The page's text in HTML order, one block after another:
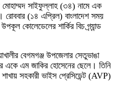
মোহাম্মদ সাইফুল্লাহ (৩৪) নামে এক
রোববার (১৪ এপ্রিল) বাংলাদেশ সময়
কোলেডেলের শার্কির বিচ গ্র্যান্ড
বেগমগঞ্জ উপজেলার সেতুভাঙা
একে এম জাকির হোসেনের ছেলে। তিনি
শাখায় সহকারী ভাইস প্রেসিডেন্ট (AVP)